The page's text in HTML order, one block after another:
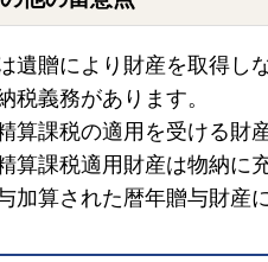
遺贈により財産を取得し
税義務があります。
算課税の適用を受ける財
算課税適用財産は物納に
加算された暦年贈与財産